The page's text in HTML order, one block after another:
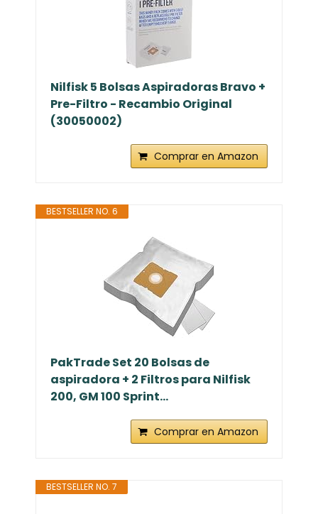
Nilfisk 5 Bolsas Aspiradoras Bravo +
Pre-Filtro - Recambio Original
(30050002)
Comprar en Amazon
BESTSELLER NO. 6
PakTrade Set 20 Bolsas de
aspiradora + 2 Filtros para Nilfisk
200, GM 100 Sprint...
Comprar en Amazon
BESTSELLER NO. 7